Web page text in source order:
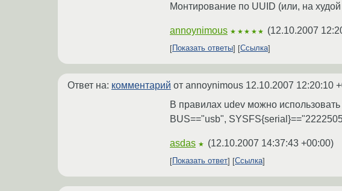
Монтирование по UUID (или, на
annoynimous ★★★★★ (12.10.2007
Показать ответы Ссылка
Ответ на: комментарий от annoynimous 12.10.2007 12:20:10
В правилах udev можно
BUS=="usb",
asdas ★ (12.10.2007 14:37:43 +00:00)
Показать ответ Ссылка